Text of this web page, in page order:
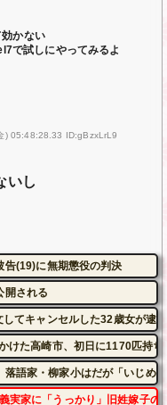
かない
で試しにやってみるよ
) 05:48:28.33 ID:gBzxLrL9
いし
告(19)に無期懲役の判決
開される
てキャンセルした32歳女が逮捕
けた高崎市、初日に1170匹持ち
語家・柳家小はだが「いじめ
実家に「うっかり」旧姓嫁子